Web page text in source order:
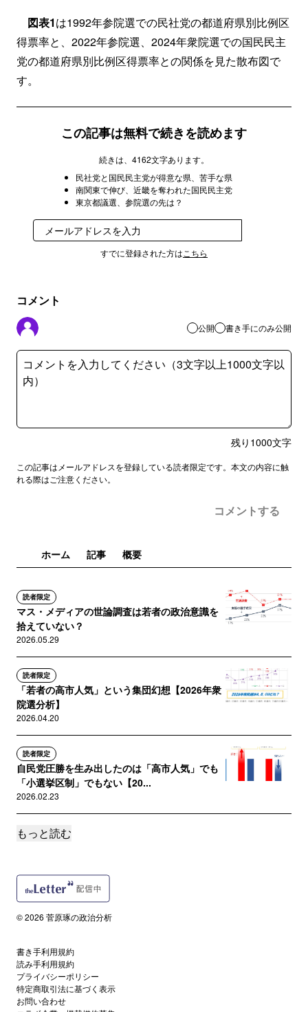
図表1は1992年参院選での民社党の都道府県別比例区
得票率と、2022年参院選、2024年衆院選での国民民主
党の都道府県別比例区得票率との関係を見た散布図で
す。
この記事は無料で続きを読めます
続きは、4162文字あります。
民社党と国民民主党が得意な県、苦手な県
南関東で伸び、近畿を奪われた国民民主党
東京都議選、参院選の先は？
すでに登録された方は こちら
コメント
公開 書き手にのみ公開
残り 1000文字
この記事はメールアドレスを登録している読者限定です。本文の内容に触
れる際はご注意ください。
コメントする
ホーム 記事 概要
読者限定
マス・メディアの世論調査は若者の政治意識を
拾えていない？
2026.05.29
読者限定
「若者の高市人気」という集団幻想【2026年衆
院選分析】
2026.04.20
読者限定
自民党圧勝を生み出したのは「高市人気」でも
「小選挙区制」でもない【20...
2026.02.23
読者限定
2026.02.02
高い内閣支持率という幻覚が引き起こしたリセ
2026.01.25
読者限定
内閣支持率は必ず下落する ――世論調査報道は
もっと読む
© 2026 菅原琢の政治分析
書き手利用規約
読み手利用規約
プライバシーポリシー
特定商取引法に基づく表示
お問い合わせ